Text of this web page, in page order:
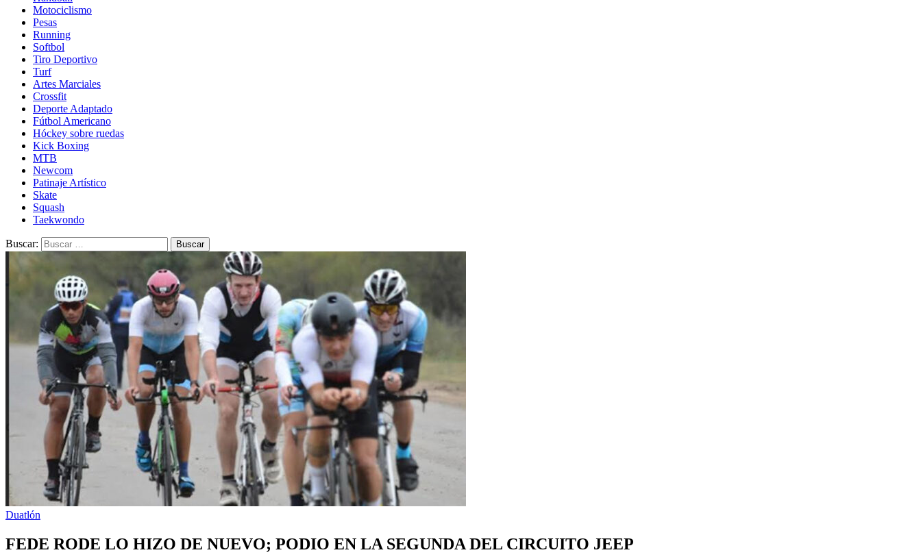
Motociclismo
Pesas
Running
Softbol
Tiro Deportivo
Turf
Artes Marciales
Crossfit
Deporte Adaptado
Fútbol Americano
Hóckey sobre ruedas
Kick Boxing
MTB
Newcom
Patinaje Artístico
Skate
Squash
Taekwondo
Buscar:
Duatlón
FEDE RODE LO HIZO DE NUEVO; PODIO EN LA SEGUNDA DEL CIRCUITO JEEP